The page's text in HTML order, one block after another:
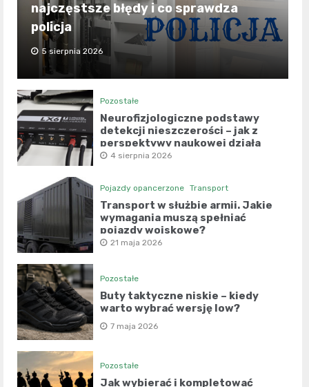
najczęstsze błędy i co sprawdza
policja
5 sierpnia 2026
Pozostałe
Neurofizjologiczne podstawy
detekcji nieszczerości – jak z
perspektywy naukowej działa
współczesny wariograf?
4 sierpnia 2026
Pojazdy opancerzone Transport
Transport w służbie armii. Jakie
wymagania muszą spełniać
pojazdy wojskowe?
21 maja 2026
Pozostałe
Buty taktyczne niskie – kiedy
warto wybrać wersję low?
7 maja 2026
Pozostałe
Jak wybierać i kompletować